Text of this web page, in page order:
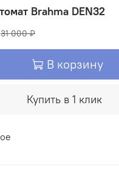
Brahma DEN32
31 000 ₽
В корзину
Купить в 1 клик